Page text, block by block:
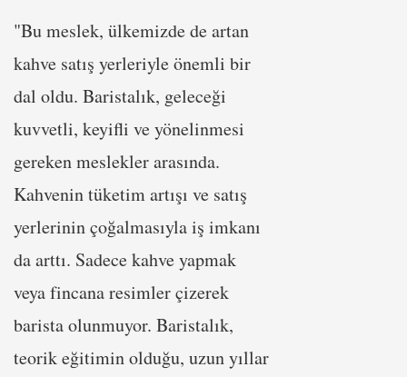
"Bu meslek, ülkemizde de artan
kahve satış yerleriyle önemli bir
dal oldu. Baristalık, geleceği
kuvvetli, keyifli ve yönelinmesi
gereken meslekler arasında.
Kahvenin tüketim artışı ve satış
yerlerinin çoğalmasıyla iş imkanı
da arttı. Sadece kahve yapmak
veya fincana resimler çizerek
barista olunmuyor. Baristalık,
teorik eğitimin olduğu, uzun yıllar